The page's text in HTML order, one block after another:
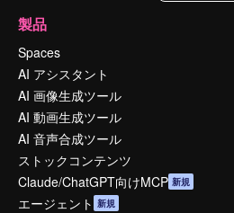
製品
Spaces
AI アシスタント
AI 画像生成ツール
AI 動画生成ツール
AI 音声合成ツール
ストックコンテンツ
Claude/ChatGPT向けMCP 新規
エージェント 新規